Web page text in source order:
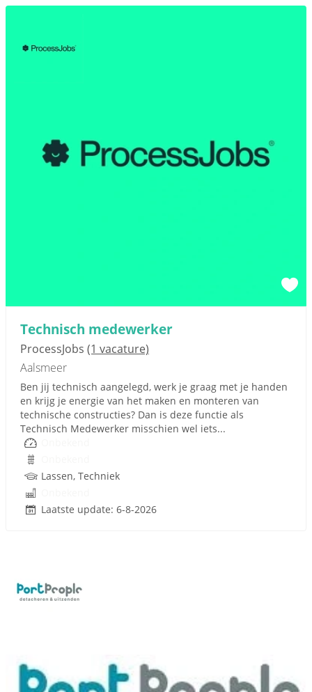
Technisch medewerker
ProcessJobs (1 vacature)
Aalsmeer
Ben jij technisch aangelegd, werk je graag met je handen
en krijg je energie van het maken en monteren van
technische constructies? Dan is deze functie als
Technisch Medewerker misschien wel iets...
Lassen, Techniek
Laatste update: 6-8-2026